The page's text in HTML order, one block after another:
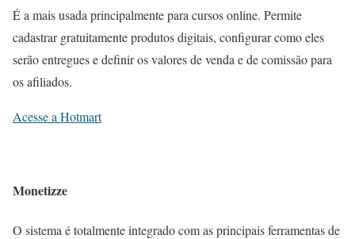
É a mais usada principalmente para cursos online. Permite
cadastrar gratuitamente produtos digitais, configurar como eles
serão entregues e definir os valores de venda e de comissão para
os afiliados.
Acesse a Hotmart
Monetizze
O sistema é totalmente integrado com as principais ferramentas de